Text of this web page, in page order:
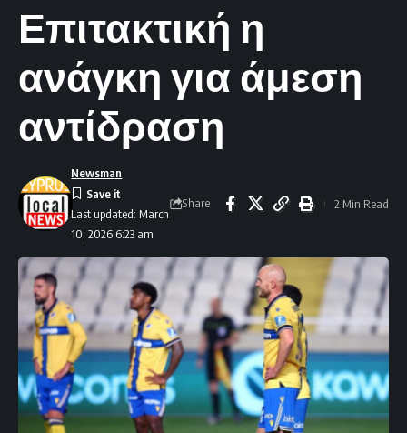
Επιτακτική η
ανάγκη για άμεση
αντίδραση
Last updated: March
10, 2026 6:23 am
Newsman
Share 2 Min Read